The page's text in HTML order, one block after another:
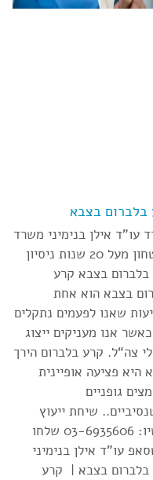
בלברום בצבא
עו”ד אילן בנימיני משרד
הביטחון מעל 20 שנות ניסיון
בלברום בצבא קרע
בצבא הוא אחת
שאנו לפעמים נתקלים
אנו מעניקים ייצוג
צה“ל. קרע בלברום הירך
היא פציעה אופיינית
גופניים
שיחת ייעוץ
עכשיו: 03-6935606 שלחו
עו”ד אילן בנימיני
בלברום בצבא | קרע